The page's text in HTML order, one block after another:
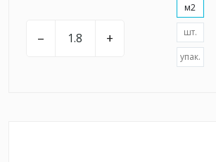
– +
м2
шт.
упак.